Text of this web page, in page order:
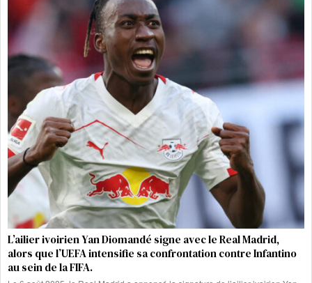
L’ailier ivoirien Yan Diomandé signe avec le Real Madrid,
alors que l’UEFA intensifie sa confrontation contre Infantino
au sein de la FIFA.